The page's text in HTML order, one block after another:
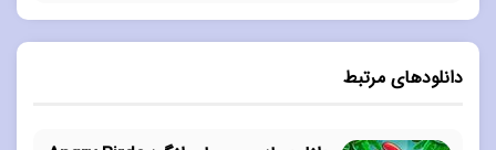
دانلودهای مرتبط